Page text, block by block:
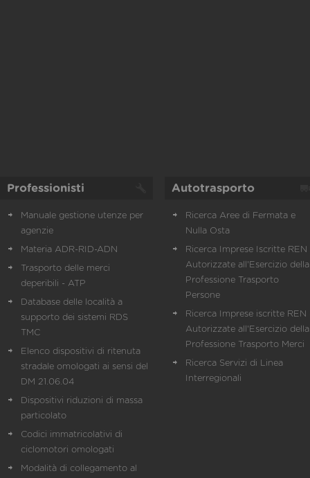
Professionisti
Manuale gestione utenze per
agenzie
Materia ADR-RID-ADN
Trasporto delle merci
deperibili - ATP
Database delle località a
supporto dei sistemi RDS
TMC
Elenco dispositivi di ritenuta
stradale omologati ai sensi del
DM 21.06.04
Dispositivi riduzioni di massa
particolato
Codici immatricolativi di
ciclomotori omologati
Modalità di collegamento al
Autotrasporto
Ricerca Aree di Fermata e
Nulla Osta
Ricerca Imprese Iscritte REN
Autorizzate all'Esercizio della
Professione Trasporto
Persone
Ricerca Imprese iscritte REN
Autorizzate all'Esercizio della
Professione Trasporto Merci
Ricerca Servizi di Linea
Interregionali